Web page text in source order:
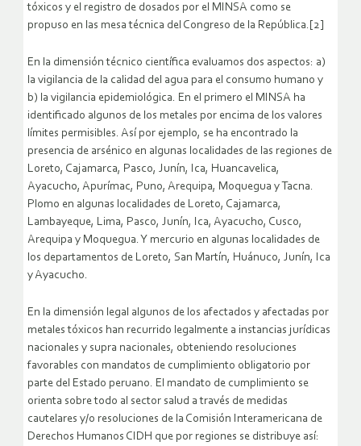
tóxicos y el registro de dosados por el MINSA como se
propuso en las mesa técnica del Congreso de la República.[2]
En la dimensión técnico científica evaluamos dos aspectos: a)
la vigilancia de la calidad del agua para el consumo humano y
b) la vigilancia epidemiológica. En el primero el MINSA ha
identificado algunos de los metales por encima de los valores
límites permisibles. Así por ejemplo, se ha encontrado la
presencia de arsénico en algunas localidades de las regiones de
Loreto, Cajamarca, Pasco, Junín, Ica, Huancavelica,
Ayacucho, Apurímac, Puno, Arequipa, Moquegua y Tacna.
Plomo en algunas localidades de Loreto, Cajamarca,
Lambayeque, Lima, Pasco, Junín, Ica, Ayacucho, Cusco,
Arequipa y Moquegua. Y mercurio en algunas localidades de
los departamentos de Loreto, San Martín, Huánuco, Junín, Ica
y Ayacucho.
En la dimensión legal algunos de los afectados y afectadas por
metales tóxicos han recurrido legalmente a instancias jurídicas
nacionales y supra nacionales, obteniendo resoluciones
favorables con mandatos de cumplimiento obligatorio por
parte del Estado peruano. El mandato de cumplimiento se
orienta sobre todo al sector salud a través de medidas
cautelares y/o resoluciones de la Comisión Interamericana de
Derechos Humanos CIDH que por regiones se distribuye así: